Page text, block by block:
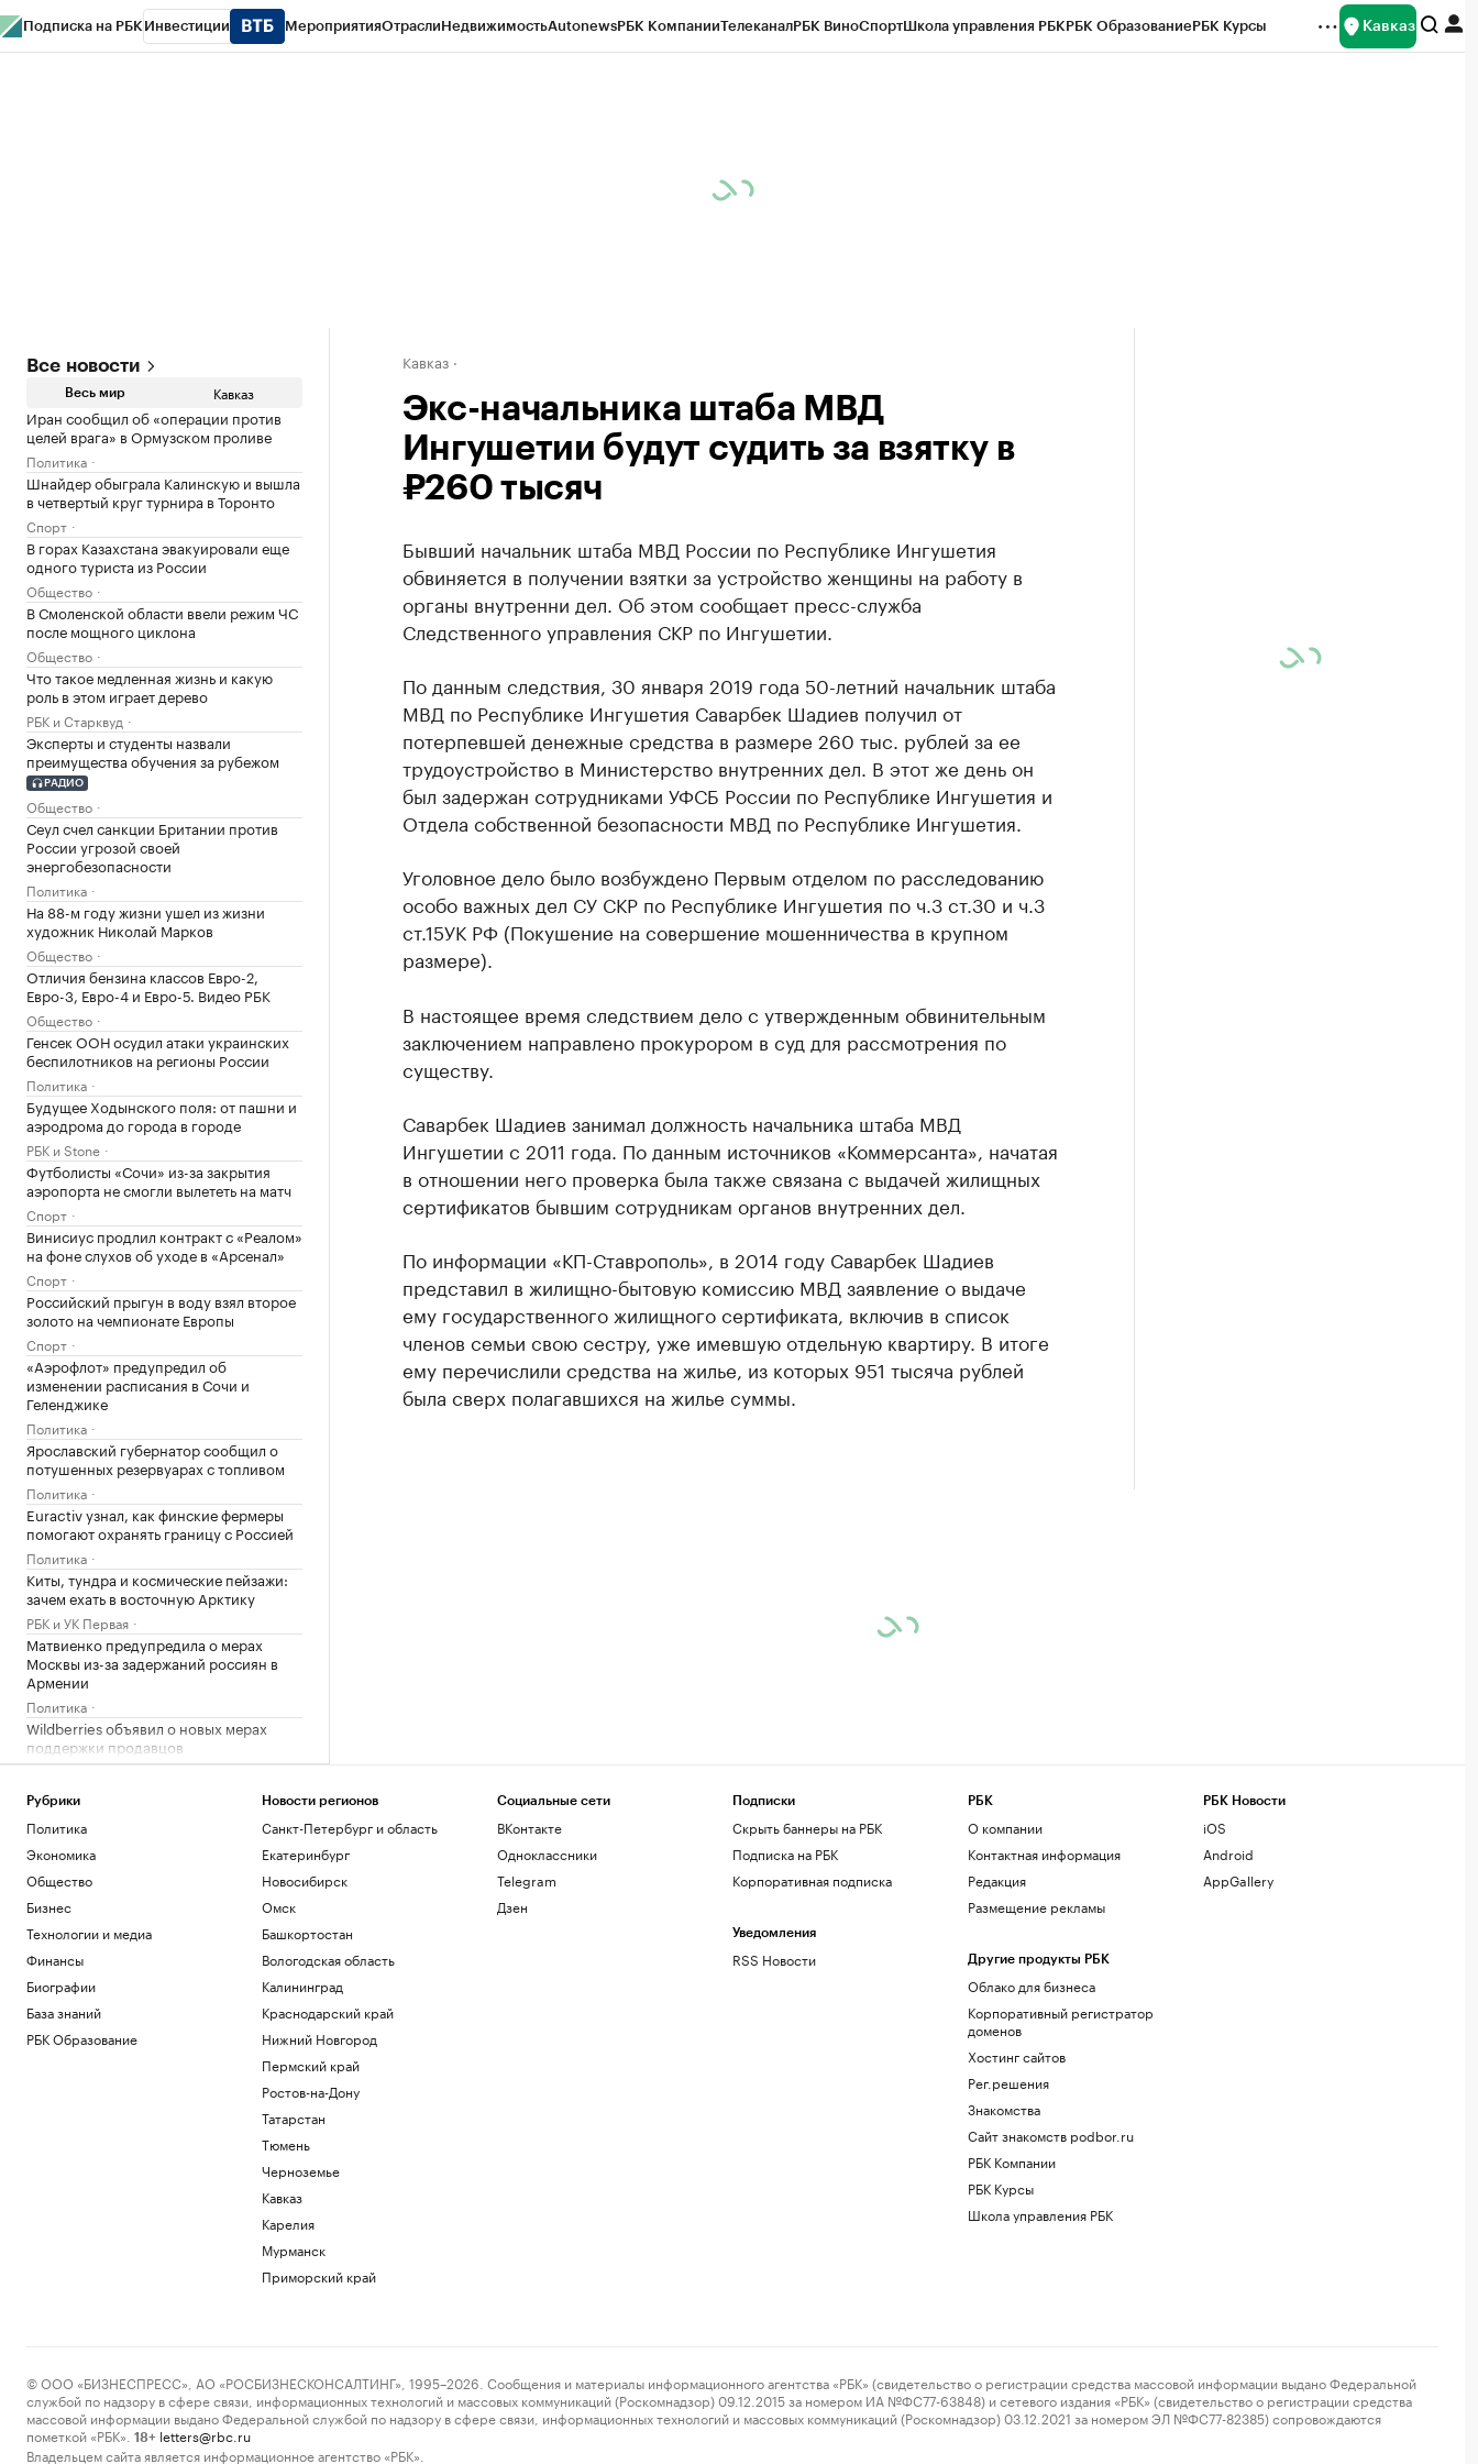
Подписка на РБК Инвестиции МероприятияОтраслиНедвижимостьAutonewsРБК КомпанииТелеканалРБК ВиноСпортШкола управления РБКРБК ОбразованиеРБК Курсы Кавказ
Все новости
Весь мир Кавказ
Иран сообщил об «операции против
целей врага» в Ормузском проливе
Политика
Шнайдер обыграла Калинскую и вышла
в четвертый круг турнира в Торонто
Спорт
В горах Казахстана эвакуировали еще
одного туриста из России
Общество
В Смоленской области ввели режим ЧС
после мощного циклона
Общество
Что такое медленная жизнь и какую
роль в этом играет дерево
РБК и Старквуд
Эксперты и студенты назвали
преимущества обучения за рубежом
РАДИО
Общество
Сеул счел санкции Британии против
России угрозой своей
энергобезопасности
Политика
На 88-м году жизни ушел из жизни
художник Николай Марков
Общество
Отличия бензина классов Евро-2,
Евро-3, Евро-4 и Евро-5. Видео РБК
Общество
Генсек ООН осудил атаки украинских
беспилотников на регионы России
Политика
Будущее Ходынского поля: от пашни и
аэродрома до города в городе
РБК и Stone
Футболисты «Сочи» из-за закрытия
аэропорта не смогли вылететь на матч
Спорт
Винисиус продлил контракт с «Реалом»
на фоне слухов об уходе в «Арсенал»
Спорт
Российский прыгун в воду взял второе
золото на чемпионате Европы
Спорт
«Аэрофлот» предупредил об
изменении расписания в Сочи и
Геленджике
Политика
Ярославский губернатор сообщил о
потушенных резервуарах с топливом
Политика
Euractiv узнал, как финские фермеры
помогают охранять границу с Россией
Политика
Киты, тундра и космические пейзажи:
зачем ехать в восточную Арктику
РБК и УК Первая
Матвиенко предупредила о мерах
Москвы из-за задержаний россиян в
Армении
Политика
Wildberries объявил о новых мерах
поддержки продавцов
Бизнес
Кавказ
Экс-начальника штаба МВД
Ингушетии будут судить за взятку в
₽260 тысяч
Бывший начальник штаба МВД России по Республике Ингушетия
обвиняется в получении взятки за устройство женщины на работу в
органы внутренни дел. Об этом сообщает пресс-служба
Следственного управления СКР по Ингушетии.
По данным следствия, 30 января 2019 года 50-летний начальник штаба
МВД по Республике Ингушетия Саварбек Шадиев получил от
потерпевшей денежные средства в размере 260 тыс. рублей за ее
трудоустройство в Министерство внутренних дел. В этот же день он
был задержан сотрудниками УФСБ России по Республике Ингушетия и
Отдела собственной безопасности МВД по Республике Ингушетия.
Уголовное дело было возбуждено Первым отделом по расследованию
особо важных дел СУ СКР по Республике Ингушетия по ч.3 ст.30 и ч.3
ст.15УК РФ (Покушение на совершение мошенничества в крупном
размере).
В настоящее время следствием дело с утвержденным обвинительным
заключением направлено прокурором в суд для рассмотрения по
существу.
Саварбек Шадиев занимал должность начальника штаба МВД
Ингушетии с 2011 года. По данным источников «Коммерсанта», начатая
в отношении него проверка была также связана с выдачей жилищных
сертификатов бывшим сотрудникам органов внутренних дел.
По информации «КП-Ставрополь», в 2014 году Саварбек Шадиев
представил в жилищно-бытовую комиссию МВД заявление о выдаче
ему государственного жилищного сертификата, включив в список
членов семьи свою сестру, уже имевшую отдельную квартиру. В итоге
ему перечислили средства на жилье, из которых 951 тысяча рублей
была сверх полагавшихся на жилье суммы.
Рубрики
Политика
Экономика
Общество
Бизнес
Технологии и медиа
Финансы
Биографии
База знаний
РБК Образование
Новости регионов
Санкт-Петербург и область
Екатеринбург
Новосибирск
Омск
Башкортостан
Вологодская область
Калининград
Краснодарский край
Нижний Новгород
Пермский край
Ростов-на-Дону
Татарстан
Тюмень
Черноземье
Кавказ
Карелия
Мурманск
Приморский край
Социальные сети
ВКонтакте
Одноклассники
Telegram
Дзен
Подписки
Скрыть баннеры на РБК
Подписка на РБК
Корпоративная подписка
Уведомления
RSS Новости
РБК
О компании
Контактная информация
Редакция
Размещение рекламы
Другие продукты РБК
Облако для бизнеса
Корпоративный регистратор
доменов
Хостинг сайтов
Рег.решения
Знакомства
Сайт знакомств podbor.ru
РБК Компании
РБК Курсы
Школа управления РБК
РБК Новости
iOS
Android
AppGallery
© ООО «БИЗНЕСПРЕСС», АО «РОСБИЗНЕСКОНСАЛТИНГ», 1995–2026. Сообщения и материалы информационного агентства «РБК» (свидетельство о регистрации средства массовой информации выдано Федеральной
службой по надзору в сфере связи, информационных технологий и массовых коммуникаций (Роскомнадзор) 09.12.2015 за номером ИА №ФС77-63848) и сетевого издания «РБК» (свидетельство о регистрации средства
массовой информации выдано Федеральной службой по надзору в сфере связи, информационных технологий и массовых коммуникаций (Роскомнадзор) 03.12.2021 за номером ЭЛ №ФС77-82385) сопровождаются
пометкой «РБК».
18+ letters@rbc.ru
Владельцем сайта является информационное агентство «РБК».